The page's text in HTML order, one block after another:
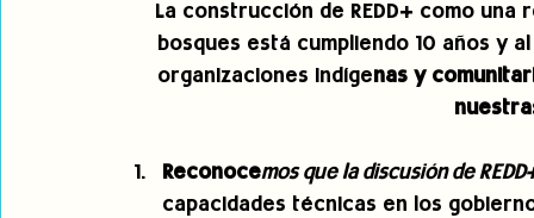
La construcción de REDD+ como
bosques está cumpliendo 10 años y
organizaciones indígenas y
Reconocemos que la discusión de
capacidades técnicas en los